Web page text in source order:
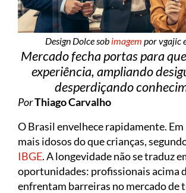
Design Dolce sob imagem por vgajic
Mercado fecha portas para
experiência, ampliando
desperdiçando
PorThiago Carvalho
O Brasil envelhece rapidamente. Em
mais idosos do que crianças,
IBGE. A longevidade não se traduz
oportunidades: profissionais acima
enfrentam barreiras no mercado de